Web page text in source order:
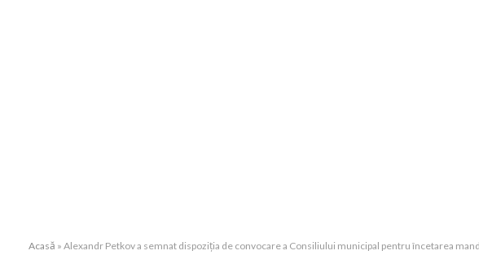
Acasă » Alexandr Petkov a semnat dispoziția de convocare a Consiliului municipal pentru încetarea